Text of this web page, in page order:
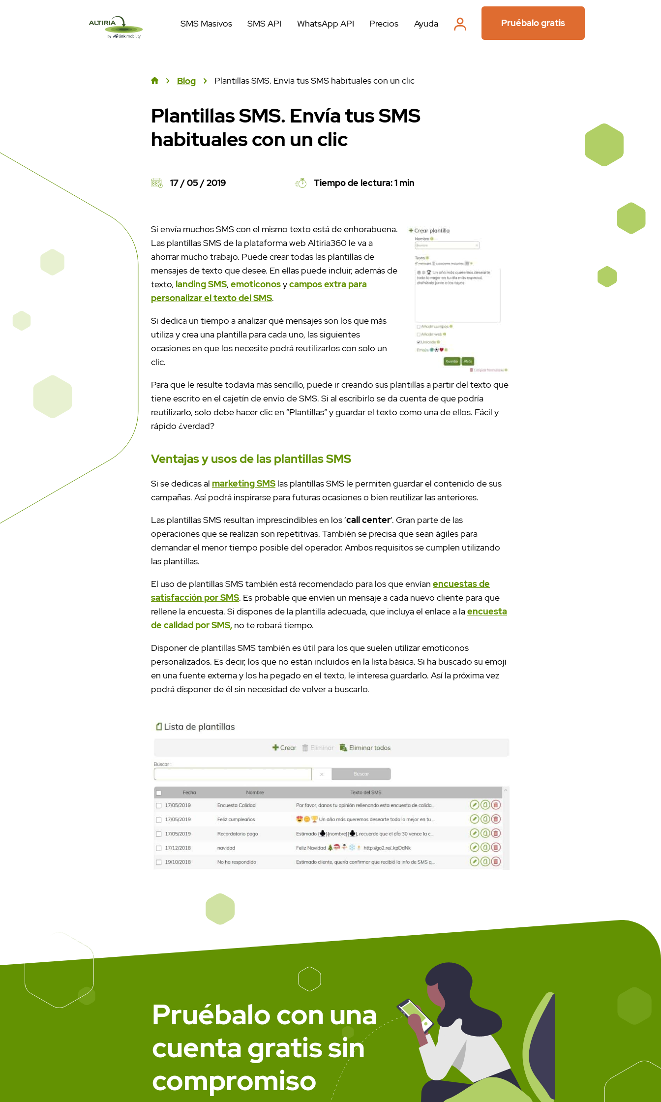
SMS Masivos SMS API WhatsApp API Precios Ayuda Pruébalo gratis
Blog Plantillas SMS. Envía tus SMS habituales con un clic
Plantillas SMS. Envía tus SMS
habituales con un clic
17 / 05 / 2019 Tiempo de lectura: 1 min
Si envía muchos SMS con el mismo texto está de enhorabuena.
Las plantillas SMS de la plataforma web Altiria360 le va a
ahorrar mucho trabajo. Puede crear todas las plantillas de
mensajes de texto que desee. En ellas puede incluir, además de
texto, landing SMS, emoticonosycampos extra para
personalizar el texto del SMS.
Si dedica un tiempo a analizar qué mensajes son los que más
utiliza y crea una plantilla para cada uno, las siguientes
ocasiones en que los necesite podrá reutilizarlos con solo un
clic.
Para que le resulte todavía más sencillo, puede ir creando sus plantillas a partir del texto que
tiene escrito en el cajetín de envío de SMS. Si al escribirlo se da cuenta de que podría
reutilizarlo, solo debe hacer clic en “Plantillas” y guardar el texto como una de ellos. Fácil y
rápido ¿verdad?
Ventajas y usos de las plantillas SMS
Si se dedicas al marketing SMS las plantillas SMS le permiten guardar el contenido de sus
campañas. Así podrá inspirarse para futuras ocasiones o bien reutilizar las anteriores.
Las plantillas SMS resultan imprescindibles en los ‘call center‘. Gran parte de las
operaciones que se realizan son repetitivas. También se precisa que sean ágiles para
demandar el menor tiempo posible del operador. Ambos requisitos se cumplen utilizando
las plantillas.
El uso de plantillas SMS también está recomendado para los que envían encuestas de
satisfacción por SMS. Es probable que envíen un mensaje a cada nuevo cliente para que
rellene la encuesta. Si dispones de la plantilla adecuada, que incluya el enlace a laencuesta
de calidad por SMS, no te robará tiempo.
Disponer de plantillas SMS también es útil para los que suelen utilizar emoticonos
personalizados. Es decir, los que no están incluidos en la lista básica. Si ha buscado su emoji
en una fuente externa y los ha pegado en el texto, le interesa guardarlo. Así la próxima vez
podrá disponer de él sin necesidad de volver a buscarlo.
Pruébalo con una
cuenta gratis sin
compromiso